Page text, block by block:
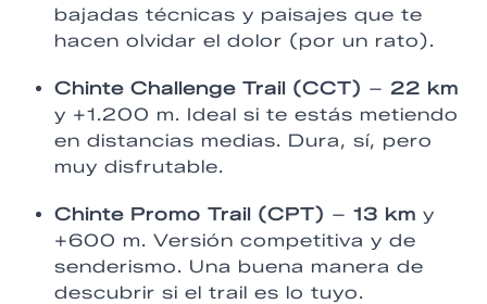
bajadas técnicas y paisajes que te
hacen olvidar el dolor (por un rato).
Chinte Challenge Trail (CCT) – 22 km
y +1.200 m. Ideal si te estás metiendo
en distancias medias. Dura, sí, pero
muy disfrutable.
Chinte Promo Trail (CPT) – 13 km y
+600 m. Versión competitiva y de
senderismo. Una buena manera de
descubrir si el trail es lo tuyo.